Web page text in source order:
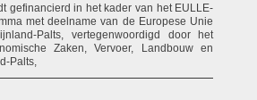
gefinancierd in het kader van het EULLE-
met deelname van de Europese Unie
Palts, vertegenwoordigd door het
Zaken, Vervoer, Landbouw en
Palts,